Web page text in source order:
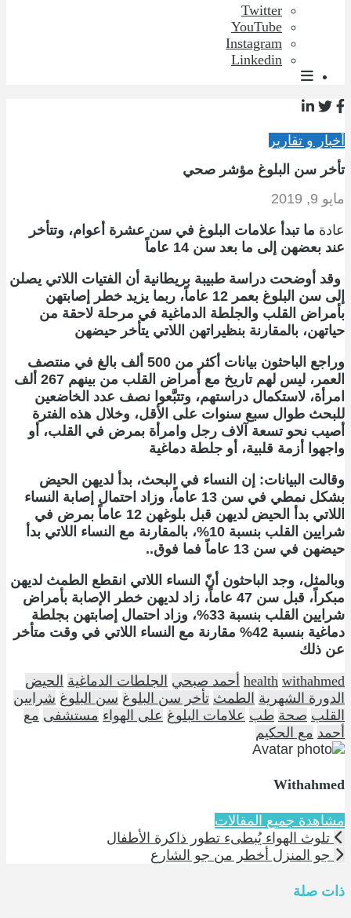
Twitter
YouTube
Instagram
Linkedin
أخبار و تقارير
تأخر سن البلوغ مؤشر صحي
مايو 9, 2019
عادة ما تبدأ علامات البلوغ في سن عشرة أعوام، وتتأخر
عند بعضهن إلى ما بعد سن 14 عاماً
وقد أوضحت دراسة طبيبة بريطانية أن الفتيات اللاتي يصلن
إلى سن البلوغ بعمر 12 عاماً، ربما يزيد خطر إصابتهن
بأمراض القلب والجلطة الدماغية في مرحلة لاحقة من
حياتهن، بالمقارنة بنظيراتهن اللاتي يتأخر حيضهن
وراجع الباحثون بيانات أكثر من 500 ألف بالغ في منتصف
العمر، ليس لهم تاريخ مع أمراض القلب من بينهم 267 ألف
امرأة، لاستكمال دراستهم، وتتبَّعوا نصف عدد الخاضعين
للبحث طوال سبع سنوات على الأقل، وخلال هذه الفترة
أصيب نحو تسعة آلاف رجل وامرأة بمرض في القلب، أو
واجهوا أزمة قلبية، أو جلطة دماغية
وقالت البيانات: إن النساء في البحث، بدأ لديهن الحيض
بشكل نمطي في سن 13 عاماً، وزاد احتمال إصابة النساء
اللاتي بدأ الحيض لديهن قبل بلوغهن 12 عاماً بمرض في
شرايين القلب بنسبة 10%، بالمقارنة مع النساء اللاتي بدأ
حيضهن في سن 13 عاماً فما فوق..
وبالمثل، وجد الباحثون أنّ النساء اللاتي انقطع الطمث لديهن
مبكراً، قبل سن 47 عاماً، زاد لديهن خطر الإصابة بأمراض
شرايين القلب بنسبة 33%، وزاد احتمال إصابتهن بجلطة
دماغية بنسبة 42% مقارنة مع النساء اللاتي في وقت متأخر
عن ذلك
health withahmed أحمد صبحي الجلطات الدماغية الحيض
الدورة الشهرية الطمث تأخر سن البلوغ سن البلوغ شرايين
القلب صحة طب علامات البلوغ على الهواء مستشفى مع
أحمد مع الحكيم
Withahmed
مشاهدة جميع المقالات
تلوث الهواء يُبطىء تطور ذاكرة الأطفال
جو المنزل أخطر من جو الشارع
ذات صلة